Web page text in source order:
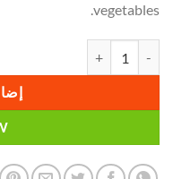
vegetables.